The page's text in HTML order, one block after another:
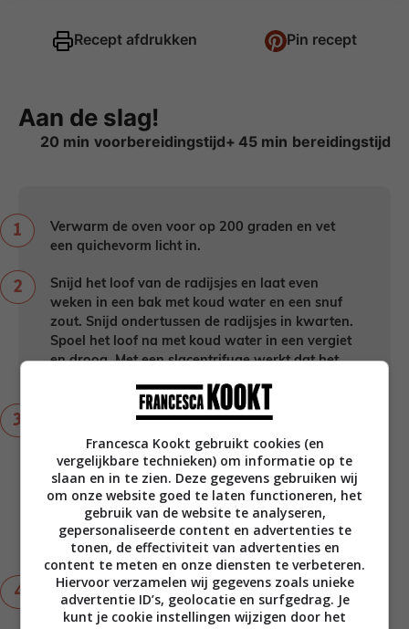
Recept afdrukken Pin recept
Aan de slag!
20 minuten
min 45minuten
min
Verwarm de oven voor op 200 graden en vet
een quichevorm licht in.
Snijd het loof van de radijsjes en laat even
weken in een bak met koud water en een snuf
zout. Snijd ondertussen de radijsjes in kwarten.
Spoel het loof na met koud water in een vergiet
en droog. Met een slacentrifuge werkt dat het
beste. Hak het daarna grof.
Hak de pijnboompitten met 25 gr Pecorino en de
knoflook fijn in een hakmolen of
keukenmachine. Voeg het radijsloof toe met 50
ml olijfolie extra vergine en maal verder. Schenk
nu olijfolie erbij terwijl de machine blijft draaien
tot je een mooie, stevige pesto hebt. Maak ‘m
niet te dun en niet alle olie hoeft erbij. Breng op
smaak met zout en peper.
Tip: De overgebleven pesto kun je in de koelkast
bewaren. Gebruik daarvoor een afsluitbaar
Francesca Kookt gebruikt cookies (en
vergelijkbare technieken) om informatie op te
slaan en in te zien. Deze gegevens gebruiken wij
om onze website goed te laten functioneren, het
gebruik van de website te analyseren,
gepersonaliseerde content en advertenties te
tonen, de effectiviteit van advertenties en
content te meten en onze diensten te verbeteren.
Hiervoor verzamelen wij gegevens zoals unieke
advertentie ID’s, geolocatie en surfgedrag. Je
kunt je cookie instellingen wijzigen door het